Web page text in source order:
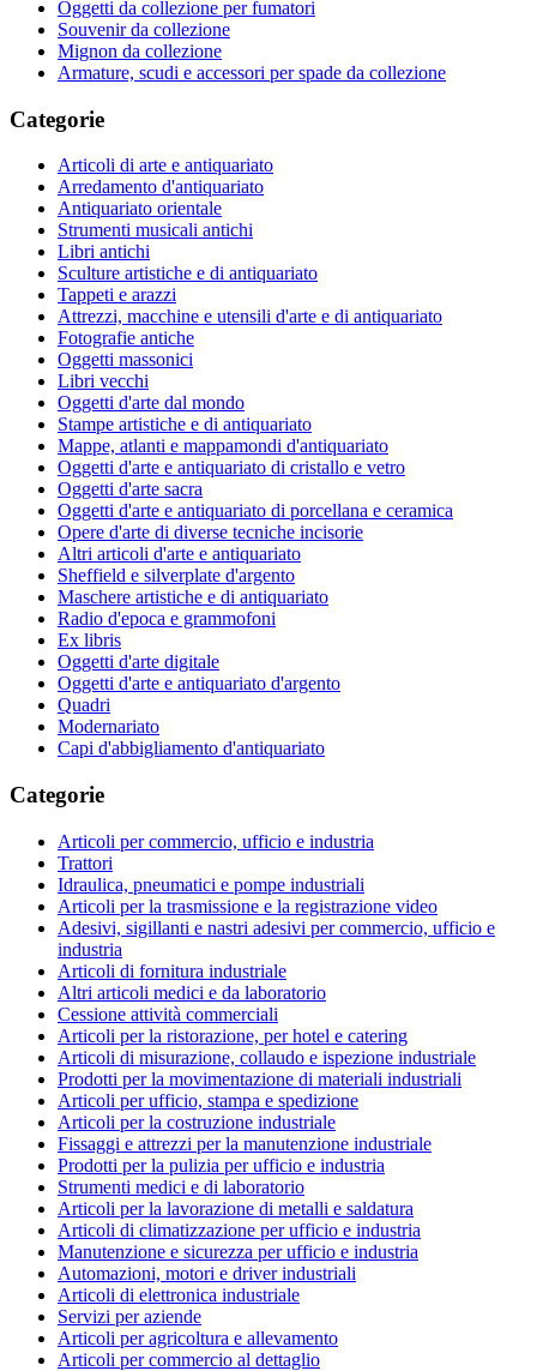
Oggetti da collezione per fumatori
Souvenir da collezione
Mignon da collezione
Armature, scudi e accessori per spade da collezione
Categorie
Articoli di arte e antiquariato
Arredamento d'antiquariato
Antiquariato orientale
Strumenti musicali antichi
Libri antichi
Sculture artistiche e di antiquariato
Tappeti e arazzi
Attrezzi, macchine e utensili d'arte e di antiquariato
Fotografie antiche
Oggetti massonici
Libri vecchi
Oggetti d'arte dal mondo
Stampe artistiche e di antiquariato
Mappe, atlanti e mappamondi d'antiquariato
Oggetti d'arte e antiquariato di cristallo e vetro
Oggetti d'arte sacra
Oggetti d'arte e antiquariato di porcellana e ceramica
Opere d'arte di diverse tecniche incisorie
Altri articoli d'arte e antiquariato
Sheffield e silverplate d'argento
Maschere artistiche e di antiquariato
Radio d'epoca e grammofoni
Ex libris
Oggetti d'arte digitale
Oggetti d'arte e antiquariato d'argento
Quadri
Modernariato
Capi d'abbigliamento d'antiquariato
Categorie
Articoli per commercio, ufficio e industria
Trattori
Idraulica, pneumatici e pompe industriali
Articoli per la trasmissione e la registrazione video
Adesivi, sigillanti e nastri adesivi per commercio, ufficio e
industria
Articoli di fornitura industriale
Altri articoli medici e da laboratorio
Cessione attività commerciali
Articoli per la ristorazione, per hotel e catering
Articoli di misurazione, collaudo e ispezione industriale
Prodotti per la movimentazione di materiali industriali
Articoli per ufficio, stampa e spedizione
Articoli per la costruzione industriale
Fissaggi e attrezzi per la manutenzione industriale
Prodotti per la pulizia per ufficio e industria
Strumenti medici e di laboratorio
Articoli per la lavorazione di metalli e saldatura
Articoli di climatizzazione per ufficio e industria
Manutenzione e sicurezza per ufficio e industria
Automazioni, motori e driver industriali
Articoli di elettronica industriale
Servizi per aziende
Articoli per agricoltura e allevamento
Articoli per commercio al dettaglio